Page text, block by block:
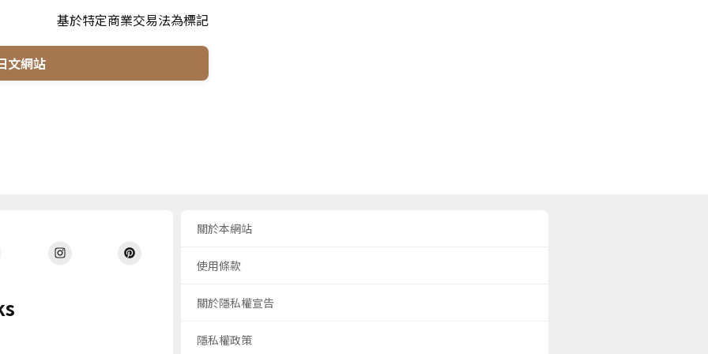
基於特定商業交易法為標記
文網站
關於本網站
使用條款
關於隱私權宣告
隱私權政策